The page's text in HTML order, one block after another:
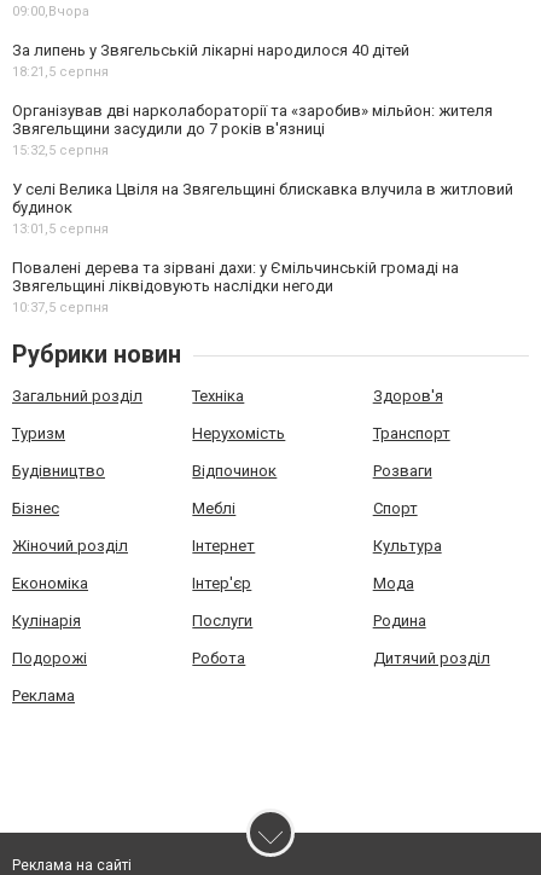
09:00,Вчора
За липень у Звягельській лікарні народилося 40 дітей
18:21,5 серпня
Організував дві нарколабораторії та «заробив» мільйон: жителя
Звягельщини засудили до 7 років в'язниці
15:32,5 серпня
У селі Велика Цвіля на Звягельщині блискавка влучила в житловий
будинок
13:01,5 серпня
Повалені дерева та зірвані дахи: у Ємільчинській громаді на
Звягельщині ліквідовують наслідки негоди
10:37,5 серпня
Рубрики новин
Загальний розділ Техніка Здоров'я
Туризм Нерухомість Транспорт
Будівництво Відпочинок Розваги
Бізнес Меблі Спорт
Жіночий розділ Інтернет Культура
Економіка Інтер'єр Мода
Кулінарія Послуги Родина
Подорожі Робота Дитячий розділ
Реклама
Реклама на сайті